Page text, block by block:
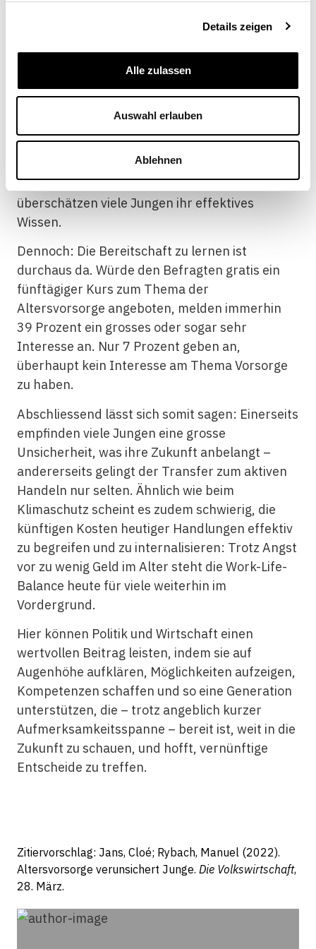
Details zeigen
Alle zulassen
Auswahl erlauben
Ablehnen
guten oder gar sehr guten Wissensstand in
Bezug auf die AHV verfügen. Ein Vergleich des
selbst zugeschriebenen Wissensstandes mit
den Antworten auf klassische Wissensfragen in
diversen Wirtschaftsbereichen zeigt jedoch,
und der objektiven Kompetenz tendenziell eine
Diskrepanz herrscht und viele Fragen nicht
korrekt beantwortet wurden. Somit
überschätzen viele Jungen ihr effektives
Wissen.
Dennoch: Die Bereitschaft zu lernen ist
durchaus da. Würde den Befragten gratis ein
fünftägiger Kurs zum Thema der
Altersvorsorge angeboten, melden immerhin
39 Prozent ein grosses oder sogar sehr
Interesse an. Nur 7 Prozent geben an,
überhaupt kein Interesse am Thema Vorsorge
zu haben.
Abschliessend lässt sich somit sagen: Einerseits
empfinden viele Jungen eine grosse
Unsicherheit, was ihre Zukunft anbelangt –
andererseits gelingt der Transfer zum aktiven
Handeln nur selten. Ähnlich wie beim
Klimaschutz scheint es zudem schwierig, die
künftigen Kosten heutiger Handlungen effektiv
zu begreifen und zu internalisieren: Trotz Angst
vor zu wenig Geld im Alter steht die Work-Life-
Balance heute für viele weiterhin im
Vordergrund.
Hier können Politik und Wirtschaft einen
wertvollen Beitrag leisten, indem sie auf
Augenhöhe aufklären, Möglichkeiten aufzeigen,
Kompetenzen schaffen und so eine Generation
unterstützen, die – trotz angeblich kurzer
Aufmerksamkeitsspanne – bereit ist, weit in die
Zukunft zu schauen, und hofft, vernünftige
Entscheide zu treffen.
Zitiervorschlag: Jans, Cloé; Rybach, Manuel (2022).
Altersvorsorge verunsichert Junge. Die Volkswirtschaft,
28. März.